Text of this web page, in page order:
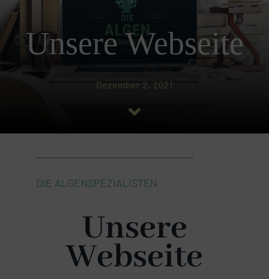
KRAFT DES MEERES
KONTAKT
Unsere Webseite
Dezember 2, 2021
DIE ALGENSPEZIALISTEN
Unsere
Webseite